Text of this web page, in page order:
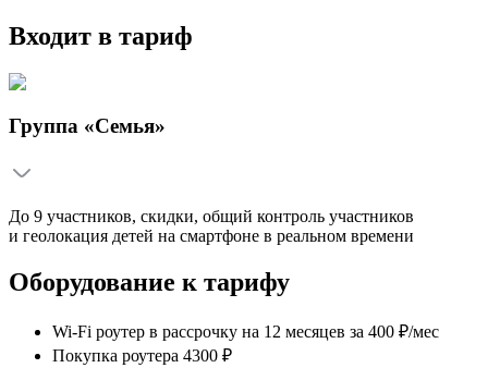
Входит в тариф
Группа «Семья»
До 9 участников, скидки, общий контроль участников
и геолокация детей на смартфоне в реальном времени
Оборудование к тарифу
Wi-Fi роутер в рассрочку на 12 месяцев за 400 ₽/мес
Покупка роутера 4300 ₽